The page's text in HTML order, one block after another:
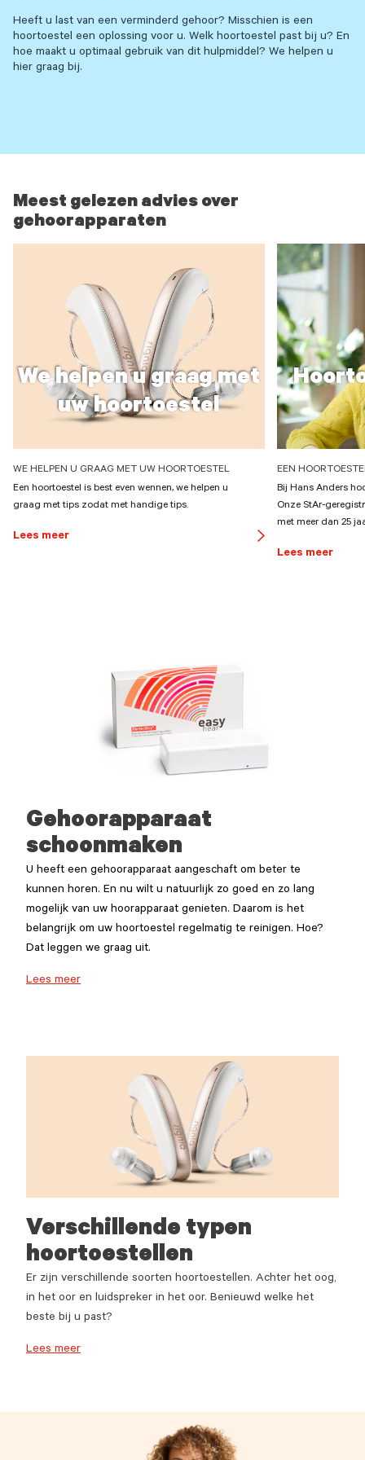
Heeft u last van een verminderd gehoor? Misschien is een
hoortoestel een oplossing voor u. Welk hoortoestel past bij u? En
hoe maakt u optimaal gebruik van dit hulpmiddel? We helpen u
hier graag bij.
Meest gelezen advies over
gehoorapparaten
We helpen u graag met
uw hoortoestel
WE HELPEN U GRAAG MET UW HOORTOESTEL
Een hoortoestel is best even wennen, we helpen u
graag met tips zodat met handige tips.
Lees meer
button
EEN
Bij Hans Anders
Onze StAr-
met meer dan 25
Lees meer
Gehoorapparaat
schoonmaken
U heeft een gehoorapparaat aangeschaft om beter te
kunnen horen. En nu wilt u natuurlijk zo goed en zo lang
mogelijk van uw hoorapparaat genieten. Daarom is het
belangrijk om uw hoortoestel regelmatig te reinigen. Hoe?
Dat leggen we graag uit.
Lees meer
Verschillende typen
hoortoestellen
Er zijn verschillende soorten hoortoestellen. Achter het oog,
in het oor en luidspreker in het oor. Benieuwd welke het
beste bij u past?
Lees meer